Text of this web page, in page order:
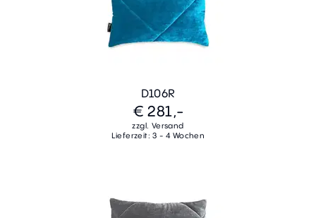
D106R
€ 281,-
zzgl. Versand
Lieferzeit: 3 - 4 Wochen